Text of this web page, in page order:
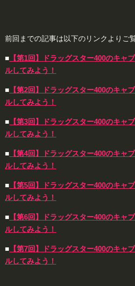
前回までの記事は以下のリンクよりご
■ 【第1回】ドラッグスター400のキャ
ルしてみよう！
■ 【第2回】ドラッグスター400のキャ
ルしてみよう！
■ 【第3回】ドラッグスター400のキャ
ルしてみよう！
■ 【第4回】ドラッグスター400のキャ
ルしてみよう！
■ 【第5回】ドラッグスター400のキャ
ルしてみよう！
■ 【第6回】ドラッグスター400のキャ
ルしてみよう！
■ 【第7回】ドラッグスター400のキャ
ルしてみよう！